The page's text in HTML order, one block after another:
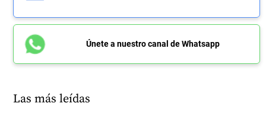
Únete a nuestro canal de Whatsapp
Las más leídas